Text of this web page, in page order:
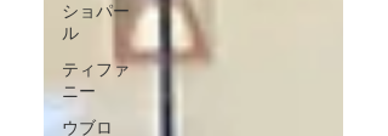
ショパー
ル
ティファ
ニー
ウブロ